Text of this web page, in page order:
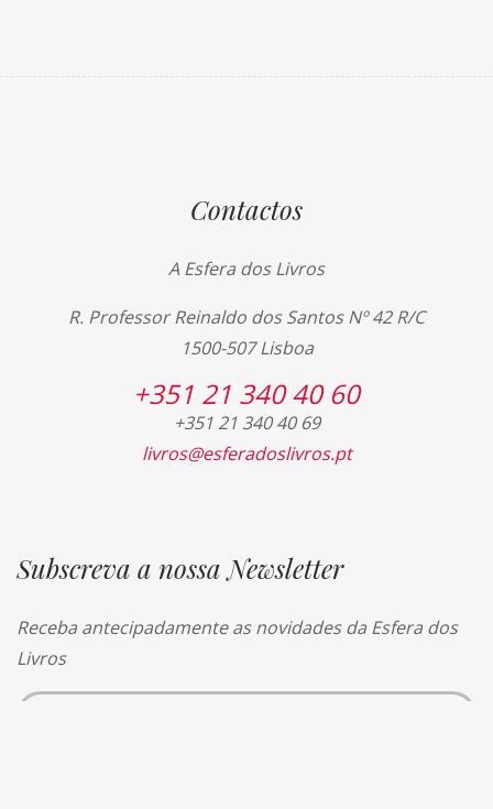
Contactos
A Esfera dos Livros
R. Professor Reinaldo dos Santos Nº 42 R/C
1500-507 Lisboa
+351 21 340 40 60
+351 21 340 40 69
livros@esferadoslivros.pt
Subscreva a nossa Newsletter
Receba antecipadamente as novidades da Esfera dos
Livros